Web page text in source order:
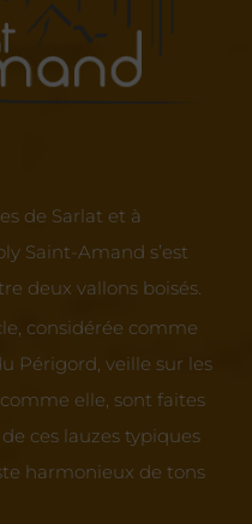
de Sarlat et à
Saint-Amand s’est
deux vallons boisés.
considérée comme
Périgord, veille sur les
elle, sont faites
ces lauzes typiques
harmonieux de tons